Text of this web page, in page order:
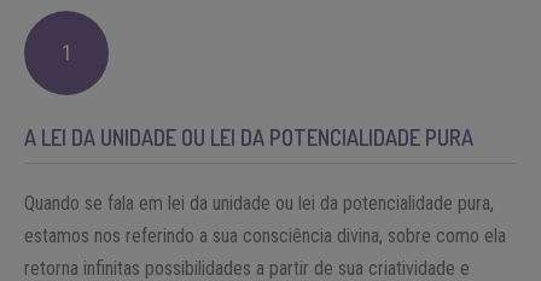
1
A LEI DA UNIDADE OU LEI DA POTENCIALIDADE PURA
Quando se fala em lei da unidade ou lei da potencialidade pura,
estamos nos referindo a sua consciência divina, sobre como ela
retorna infinitas possibilidades a partir de sua criatividade e